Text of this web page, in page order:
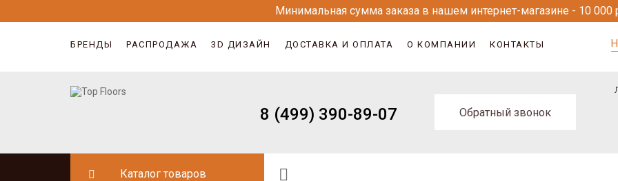
Минимальная сумма заказа в нашем интернет-магазине - 10 000
БРЕНДЫ РАСПРОДАЖА 3D ДИЗАЙН ДОСТАВКА И ОПЛАТА О КОМПАНИИ КОНТАКТЫ
8 (499) 390-89-07 Обратный звонок
Каталог товаров